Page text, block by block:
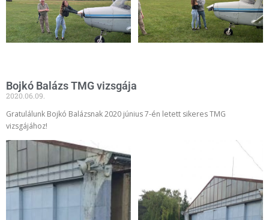
Bojkó Balázs TMG vizsgája
2020.06.09.
Gratulálunk Bojkó Balázsnak 2020 június 7-én letett sikeres TMG
vizsgájához!